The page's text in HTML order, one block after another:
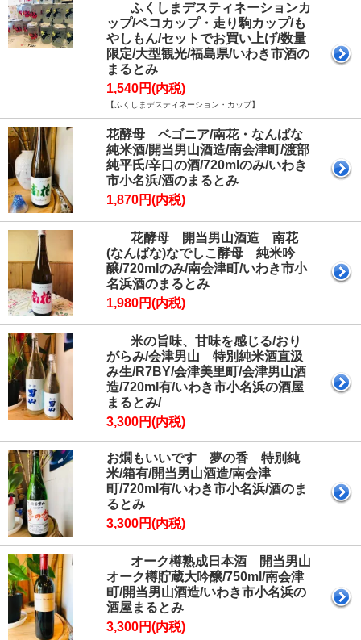
ふくしまデスティネーションカ
ップ/ペコカップ・走り駒カップ/も
やしもん/セットでお買い上げ/数量
限定/大型観光/福島県/いわき市酒の
まるとみ
1,540円(内税)
【ふくしまデスティネーション・カップ】
花酵母 ベゴニア/南花・なんばな
純米酒/開当男山酒造/南会津町/渡部
純平氏/辛口の酒/720mlのみ/いわき
市小名浜/酒のまるとみ
1,870円(内税)
花酵母 開当男山酒造 南花
(なんばな)なでしこ酵母 純米吟
醸/720mlのみ/南会津町/いわき市小
名浜酒のまるとみ
1,980円(内税)
米の旨味、甘味を感じる/おり
がらみ/会津男山 特別純米酒直汲
み生/R7BY/会津美里町/会津男山酒
造/720ml有/いわき市小名浜の酒屋
まるとみ/
3,300円(内税)
お燗もいいです 夢の香 特別純
米/箱有/開当男山酒造/南会津
町/720ml有/いわき市小名浜/酒のま
るとみ
3,300円(内税)
オーク樽熟成日本酒 開当男山
オーク樽貯蔵大吟醸/750ml/南会津
町/開当男山酒造/いわき市小名浜の
酒屋まるとみ
3,300円(内税)